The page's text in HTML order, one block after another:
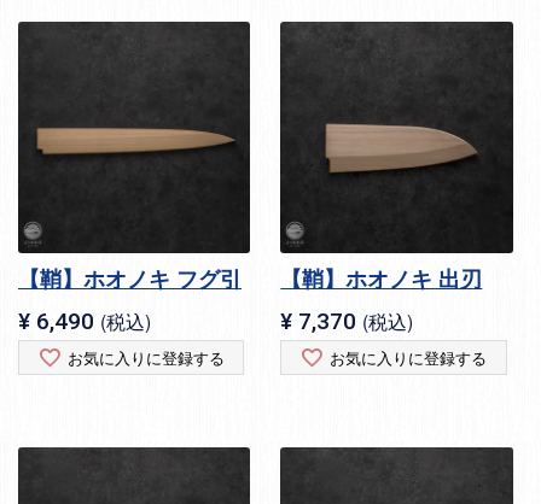
【鞘】ホオノキ フグ引
¥ 6,490 税込
お気に入りに登録する
【鞘】ホオノキ 出刃
¥ 7,370 税込
お気に入りに登録する